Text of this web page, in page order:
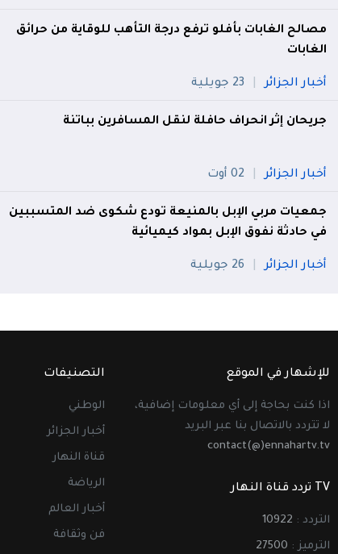
مصالح الغابات بأفلو ترفع درجة التأهب للوقاية من حرائق
الغابات
أخبار الجزائر 23 جويلية
جريحان إثر انحراف حافلة لنقل المسافرين بباتنة
أخبار الجزائر 02 أوت
جمعيات مربي الإبل بالمنيعة تودع شكوى ضد المتسببين
في حادثة نفوق الإبل بمواد كيميائية
أخبار الجزائر 26 جويلية
للإشهار في الموقع
اذا كنت بحاجة إلى أي معلومات إضافية،
لا تتردد بالاتصال بنا عبر البريد
contact(@)ennahartv.tv
TV تردد قناة النهار
التردد : 10922
الترميز : 27500
التصنيفات
الوطني
أخبار الجزائر
قناة النهار
الرياضة
أخبار العالم
فن وثقافة